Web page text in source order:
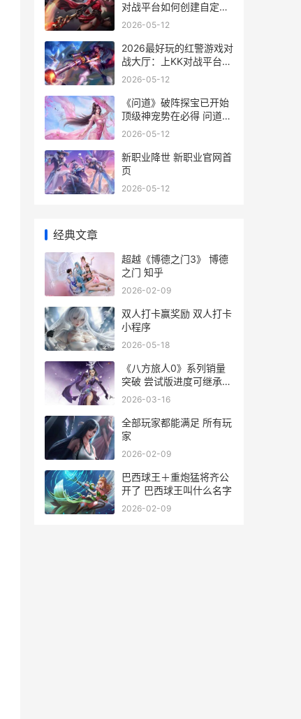
对战平台如何创建自定义
地图
2026-05-12
2026最好玩的红警游戏对
战大厅：上KK对战平台不
收费天梯竞技 二零二一最
2026-05-12
《问道》破阵探宝已开始
顶级神宠势在必得 问道破
案
2026-05-12
新职业降世 新职业官网首
页
2026-05-12
经典文章
超越《博德之门3》 博德
之门 知乎
2026-02-09
双人打卡赢奖励 双人打卡
小程序
2026-05-18
《八方旅人0》系列销量
突破 尝试版进度可继承
八方旅人0音乐家的乐器
2026-03-16
全部玩家都能满足 所有玩
家
2026-02-09
巴西球王＋重炮猛将齐公
开了 巴西球王叫什么名字
2026-02-09